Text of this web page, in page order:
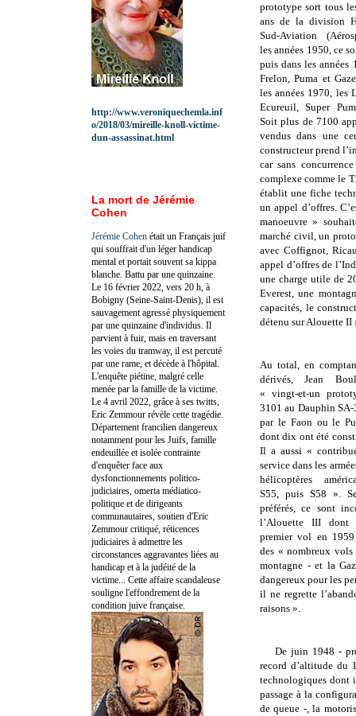
prototype sort tous
ans de la division
Sud-Aviation
les années 1950, ce
puis dans les années
Frelon, Puma et
les années 1970, les
Ecureuil, Super
Soit plus de 7100
vendus dans une
constructeur prend
car sans
complexe comme le
établit une fiche
un appel d’offres.
manoeuvre »
marché civil, un
avec Coffignot,
appel d’offres de
une charge utile de
Everest, une
capacités, le
détenu sur Alouette II
Au total, en
dérivés, Jean
« vingt-et-un
3101 au Dauphin SA-
par le Faon ou le
dont dix ont été
Il a aussi «
service dans les
hélicoptères
S55, puis S58 ».
préférés, ce sont
l’Alouette III
premier vol en
des « nombreux vols
montagne - et la
dangereux pour les
il ne regrette
raisons ».
De juin 1948 -
record d’altitude du
technologiques dont
passage à la
de queue -, la
http://www.veroniquechemla.inf
o/2018/03/mireille-knoll-victime-
dun-assassinat.html
La mort de Jérémie
Cohen
Jérémie Cohen était un Français juif
qui souffrait d'un léger handicap
mental et portait souvent sa kippa
blanche. Battu par une quinzaine.
Le 16 février 2022, vers 20 h, à
Bobigny (Seine-Saint-Denis), il est
sauvagement agressé physiquement
par une quinzaine d'individus. Il
parvient à fuir, mais en traversant
les voies du tramway, il est percuté
par une rame, et décède à l'hôpital.
L'enquête piétine, malgré celle
menée par la famille de la victime.
Le 4 avril 2022, grâce à ses twitts,
Eric Zemmour révèle cette tragédie.
Département francilien dangereux
notamment pour les Juifs, famille
endeuillée et isolée contrainte
d'enquêter face aux
dysfonctionnements politico-
judiciaires, omerta médiatico-
politique et de dirigeants
communautaires, soutien d'Eric
Zemmour critiqué, réticences
judiciaires à admettre les
circonstances aggravantes liées au
handicap et à la judéité de la
victime... Cette affaire scandaleuse
souligne l'effondrement de la
condition juive française.